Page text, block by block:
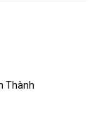
Thành